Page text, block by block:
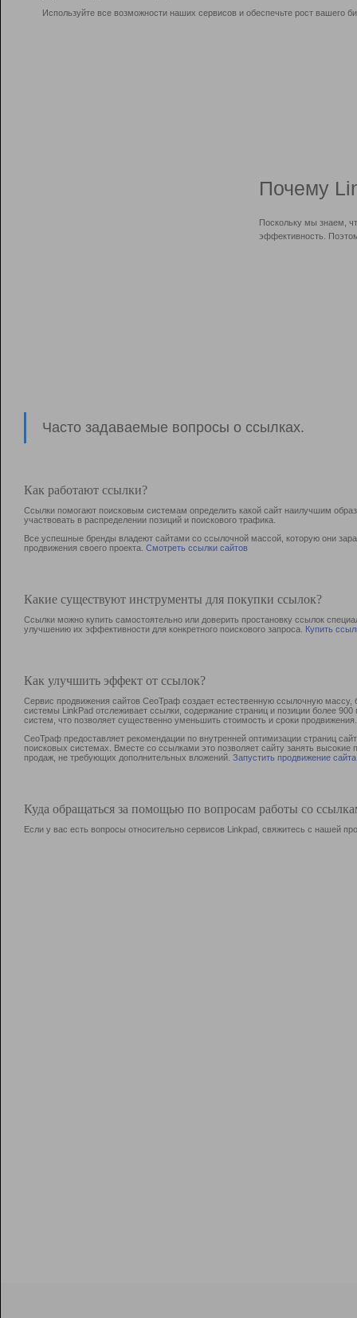
Используйте все возможности наших сервисов и обеспечьте рост вашего
Почему
Поскольку мы знаем,
эффективность.
Часто задаваемые вопросы о ссылках.
Как работают ссылки?
Ссылки помогают поисковым системам определить какой сайт наилучшим
участвовать в раcпределении позиций и поискового трафика.
Все успешные бренды владеют сайтами со ссылочной массой, которую они
продвижения своего проекта. Смотреть ссылки сайтов
Какие существуют инструменты для покупки ссылок?
Ссылки можно купить самостоятельно или доверить простановку ссылок
улучшению их эффективности для конкретного поискового запроса. Купить
Как улучшить эффект от ссылок?
Сервис продвижения сайтов СеоТраф создает естественную ссылочную
системы LinkPad отслеживает ссылки, содержание страниц и позиции более
систем, что позволяет существенно уменьшить стоимость и сроки продвижения.
СеоТраф предоставляет рекомендации по внутренней оптимизации страниц
поисковых системах. Вместе со ссылками это позволяет сайту занять
продаж, не требующих дополнительных вложений. Запустить продвижение сайта
Куда обращаться за помощью по вопросам работы со
Если у вас есть вопросы относительно сервисов Linkpad, свяжитесь с нашей